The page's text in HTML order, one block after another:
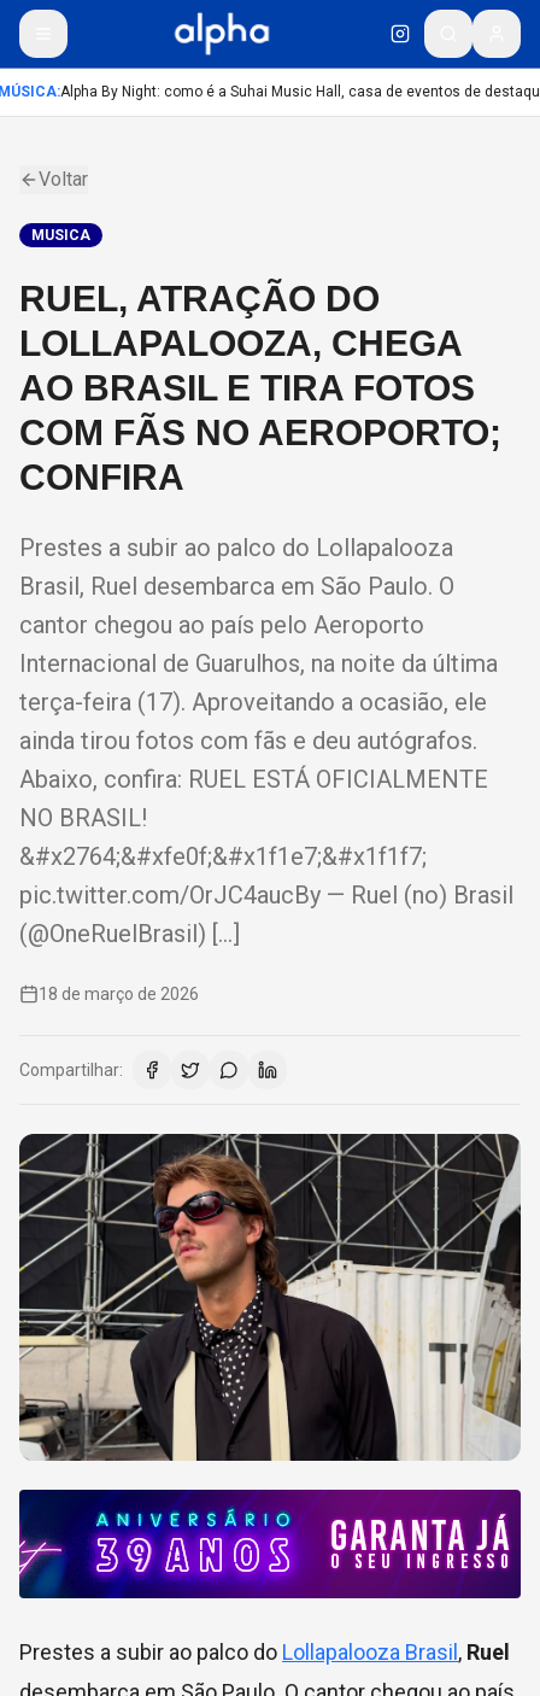
:Alpha By Night: como é a Suhai Music Hall, casa de eventos de
Voltar
MUSICA
RUEL, ATRAÇÃO DO
LOLLAPALOOZA, CHEGA
AO BRASIL E TIRA FOTOS
COM FÃS NO AEROPORTO;
CONFIRA
Prestes a subir ao palco do Lollapalooza
Brasil, Ruel desembarca em São Paulo. O
cantor chegou ao país pelo Aeroporto
Internacional de Guarulhos, na noite da última
terça-feira (17). Aproveitando a ocasião, ele
ainda tirou fotos com fãs e deu autógrafos.
Abaixo, confira: RUEL ESTÁ OFICIALMENTE
NO BRASIL!
&#x2764;&#xfe0f;&#x1f1e7;&#x1f1f7;
pic.twitter.com/OrJC4aucBy — Ruel (no) Brasil
(@OneRuelBrasil) […]
18 de março de 2026
Compartilhar:
Prestes a subir ao palco do Lollapalooza Brasil , Ruel